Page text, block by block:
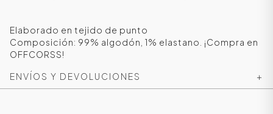
Elaborado en tejido de punto
Composición: 99% algodón, 1% elastano. ¡Compra en
OFFCORSS!
ENVÍOS Y DEVOLUCIONES
+